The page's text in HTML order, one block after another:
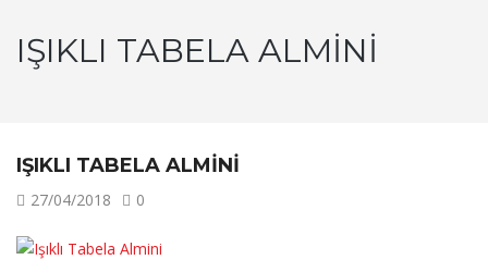
IŞIKLI TABELA ALMINI
IŞIKLI TABELA ALMINI
27/04/2018 0